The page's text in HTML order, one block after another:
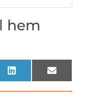
hem
LinkedInEmail